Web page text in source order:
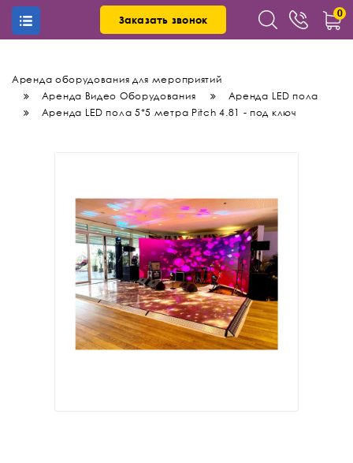
Заказать
Заказать звонок
0
(0
ТЕЛЕФОНЫ
DISCOLIGHT-RENT
г.Киев, Чоколовский бул. 42а (р-н м.
Шулявская)
(3 остановки от м.Шулявская, нижняя парковка Радио
Рынка)
Аренда оборудования для мероприятий
Аренда Видео Оборудования
Аренда LED пола
Аренда LED пола 5*5 метра Pitch 4.81 - под ключ